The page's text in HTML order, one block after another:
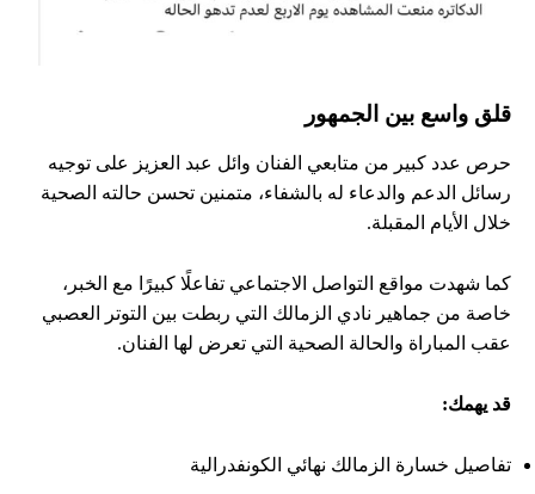
قلق واسع بين الجمهور
حرص عدد كبير من متابعي الفنان وائل عبد العزيز على توجيه
رسائل الدعم والدعاء له بالشفاء، متمنين تحسن حالته الصحية
خلال الأيام المقبلة.
كما شهدت مواقع التواصل الاجتماعي تفاعلًا كبيرًا مع الخبر،
خاصة من جماهير نادي الزمالك التي ربطت بين التوتر العصبي
عقب المباراة والحالة الصحية التي تعرض لها الفنان.
قد يهمك:
تفاصيل خسارة الزمالك نهائي الكونفدرالية